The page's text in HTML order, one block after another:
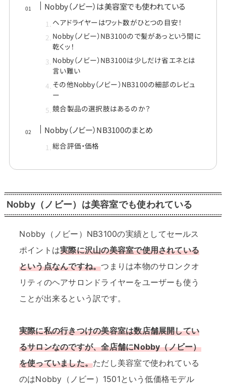
Nobby（ノビー）は美容室でも使われている
ヘアドライヤーはワット数がひとつの目安！
Nobby（ノビー）NB3100ので髪があっという間に
乾くッ！
Nobby（ノビー）NB3100は少しだけ省エネとは
言い難い
その他Nobby（ノビー）NB3100の細部のレビュ
ー
競合製品の選択肢はあるのか？
Nobby（ノビー）NB3100のまとめ
総合評価・価格
Nobby（ノビー）は美容室でも使われている
Nobby（ノビー）NB3100の実績としてセールス
ポイントは実際に沢山の美容室で使用されている
という点なんですね。つまりは本物のサロンクオ
リティのヘアサロンドライヤーをユーザーも使う
ことが出来るという訳です。
実際に私の行きつけの美容室は数店舗展開してい
るサロンなのですが、全店舗にNobby（ノビー）
を使っていました。ただし美容室で使われている
のはNobby（ノビー）1501という低価格モデル